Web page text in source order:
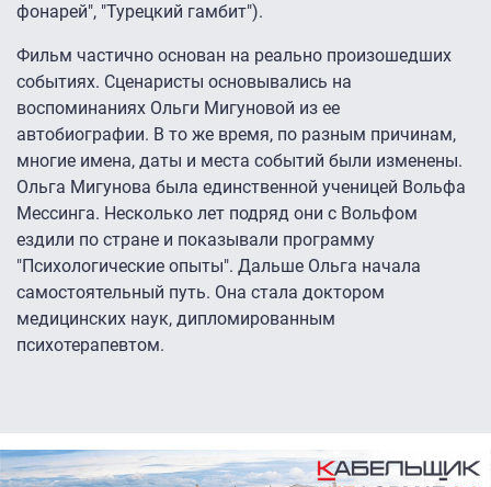
фонарей", "Турецкий гамбит").
Фильм частично основан на реально произошедших
событиях. Сценаристы основывались на
воспоминаниях Ольги Мигуновой из ее
автобиографии. В то же время, по разным причинам,
многие имена, даты и места событий были изменены.
Ольга Мигунова была единственной ученицей Вольфа
Мессинга. Несколько лет подряд они с Вольфом
ездили по стране и показывали программу
"Психологические опыты". Дальше Ольга начала
самостоятельный путь. Она стала доктором
медицинских наук, дипломированным
психотерапевтом.